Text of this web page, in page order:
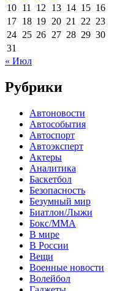
10 11 12 13 14 15 16
17 18 19 20 21 22 23
24 25 26 27 28 29 30
31
« Июл
Рубрики
Автоновости
Автособытия
Автоспорт
Автоэксперт
Актеры
Аналитика
Баскетбол
Безопасность
Безумный мир
Биатлон/Лыжи
Бокс/MMA
В мире
В России
Вещи
Военные новости
Волейбол